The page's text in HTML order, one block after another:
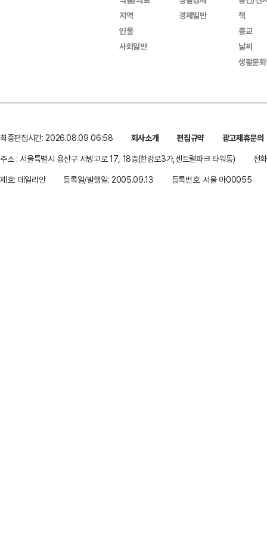
지역
인물
사회일반
경제일반
책
종교
날씨
생활문
최종편집시간: 2026.08.09 06:58 회사소개 편집규약
광고제휴문의
주소 : 서울특별시 용산구 서빙고로 17, 18층(한강로3가,센트럴파크 타워동)
전
제호: 데일리안
등록일/발행일: 2005.09.13 등록번호: 서울 아00055